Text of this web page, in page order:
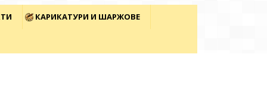
КАРИКАТУРИ И ШАРЖОВЕ